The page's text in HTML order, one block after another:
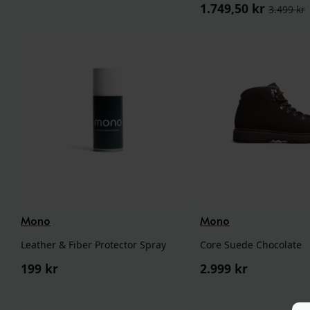
3.499kr
Opprinnelig
1.749,50 kr
Nåværende
Mono
Leather & Fiber Protector Spray
199 kr
Mono
Core Suede Chocolate
2.999 kr